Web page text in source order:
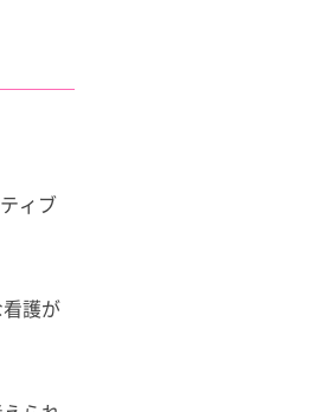
ィブ
護が